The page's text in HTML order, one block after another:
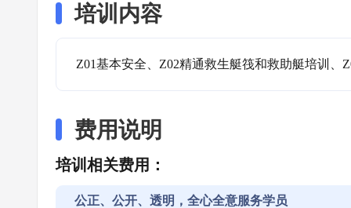
培训内容
Z01基本安全、Z02精通救生艇筏和救助艇培训、
费用说明
培训相关费用：
公正、公开、透明，全心全意服务学员